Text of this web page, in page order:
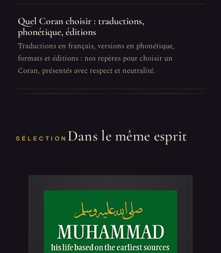
Quel Coran choisir : traductions,
phonétique, éditions
Traductions en français, versions en phonétique,
formats et éditions : nos repères pour choisir un
Coran, présentés avec respect et neutralité.
SÉLECTION Dans le même esprit